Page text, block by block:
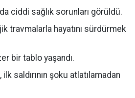
ciddi sağlık sorunları görüldü.
travmalarla hayatını sürdürmek
bir tablo yaşandı.
saldırının şoku atlatılamadan